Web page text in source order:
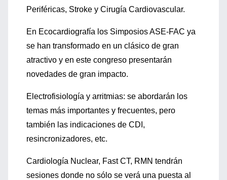
Periféricas, Stroke y Cirugía Cardiovascular.
En Ecocardiografía los Simposios ASE-FAC ya
se han transformado en un clásico de gran
atractivo y en este congreso presentarán
novedades de gran impacto.
Electrofisiología y arritmias: se abordarán los
temas más importantes y frecuentes, pero
también las indicaciones de CDI,
resincronizadores, etc.
Cardiología Nuclear, Fast CT, RMN tendrán
sesiones donde no sólo se verá una puesta al